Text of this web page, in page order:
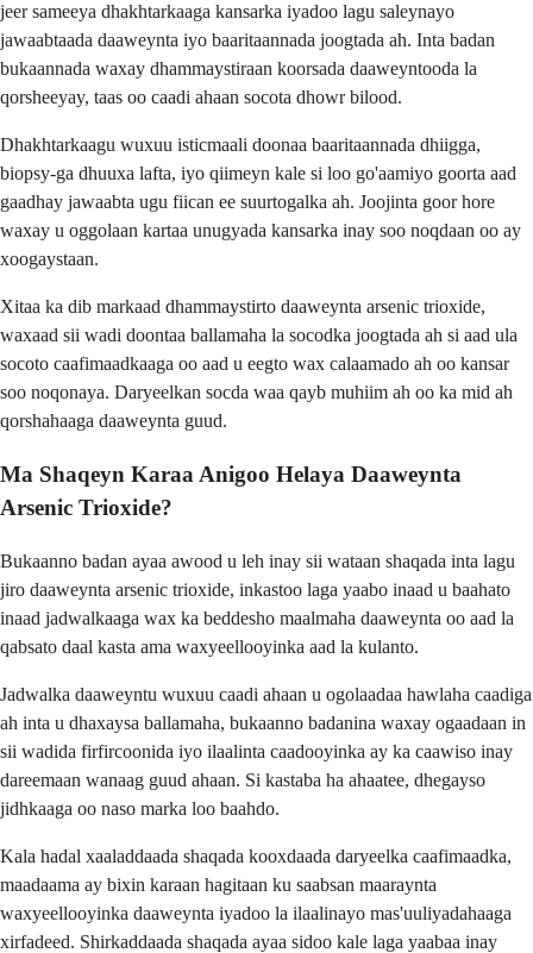
jeer sameeya dhakhtarkaaga kansarka iyadoo lagu saleynayo
jawaabtaada daaweynta iyo baaritaannada joogtada ah. Inta badan
bukaannada waxay dhammaystiraan koorsada daaweyntooda la
qorsheeyay, taas oo caadi ahaan socota dhowr bilood.
Dhakhtarkaagu wuxuu isticmaali doonaa baaritaannada dhiigga,
biopsy-ga dhuuxa lafta, iyo qiimeyn kale si loo go'aamiyo goorta aad
gaadhay jawaabta ugu fiican ee suurtogalka ah. Joojinta goor hore
waxay u oggolaan kartaa unugyada kansarka inay soo noqdaan oo ay
xoogaystaan.
Xitaa ka dib markaad dhammaystirto daaweynta arsenic trioxide,
waxaad sii wadi doontaa ballamaha la socodka joogtada ah si aad ula
socoto caafimaadkaaga oo aad u eegto wax calaamado ah oo kansar
soo noqonaya. Daryeelkan socda waa qayb muhiim ah oo ka mid ah
qorshahaaga daaweynta guud.
Ma Shaqeyn Karaa Anigoo Helaya Daaweynta
Arsenic Trioxide?
Bukaanno badan ayaa awood u leh inay sii wataan shaqada inta lagu
jiro daaweynta arsenic trioxide, inkastoo laga yaabo inaad u baahato
inaad jadwalkaaga wax ka beddesho maalmaha daaweynta oo aad la
qabsato daal kasta ama waxyeellooyinka aad la kulanto.
Jadwalka daaweyntu wuxuu caadi ahaan u ogolaadaa hawlaha caadiga
ah inta u dhaxaysa ballamaha, bukaanno badanina waxay ogaadaan in
sii wadida firfircoonida iyo ilaalinta caadooyinka ay ka caawiso inay
dareemaan wanaag guud ahaan. Si kastaba ha ahaatee, dhegayso
jidhkaaga oo naso marka loo baahdo.
Kala hadal xaaladdaada shaqada kooxdaada daryeelka caafimaadka,
maadaama ay bixin karaan hagitaan ku saabsan maaraynta
waxyeellooyinka daaweynta iyadoo la ilaalinayo mas'uuliyadahaaga
xirfadeed. Shirkaddaada shaqada ayaa sidoo kale laga yaabaa inay